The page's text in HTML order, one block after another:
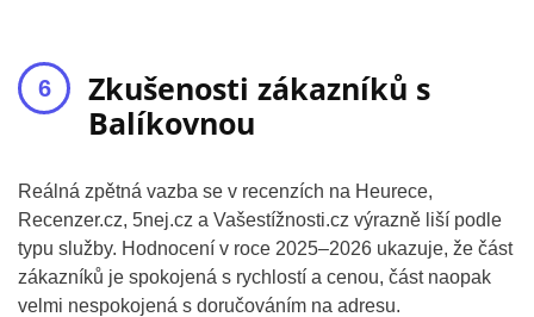
Zkušenosti zákazníků s
Balíkovnou
Reálná zpětná vazba se v recenzích na Heurece,
Recenzer.cz, 5nej.cz a Vašestížnosti.cz výrazně liší podle
typu služby. Hodnocení v roce 2025–2026 ukazuje, že část
zákazníků je spokojená s rychlostí a cenou, část naopak
velmi nespokojená s doručováním na adresu.